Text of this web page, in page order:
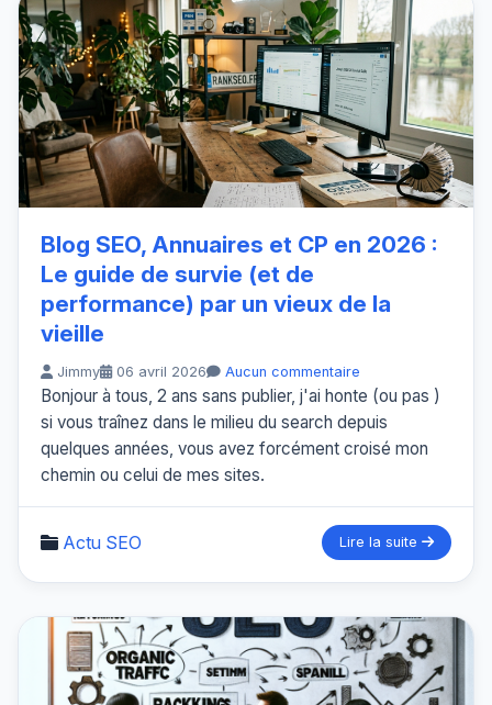
Blog SEO, Annuaires et CP en 2026 :
Le guide de survie (et de
performance) par un vieux de la
vieille
Jimmy 06 avril 2026 Aucun commentaire
Bonjour à tous, 2 ans sans publier, j'ai honte (ou pas )
si vous traînez dans le milieu du search depuis
quelques années, vous avez forcément croisé mon
chemin ou celui de mes sites.
Actu SEO Lire la suite